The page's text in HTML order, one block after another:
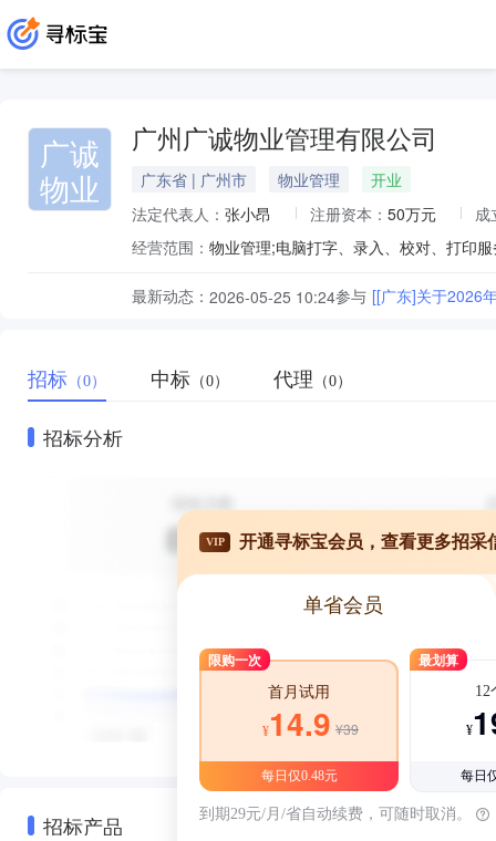
广诚
物业
广州广诚物业管理有限公司
广东省 | 广州市 物业管理
开业
法定代表人： 张小昂 注册资本： 50万元
成
经营范围：
最新动态： 2026-05-25 10:24参与 [[广东]关于2026
招标 （0） 中标 （0） 代理 （0）
招标分析
招标产品
VIP 开通寻标宝会员，查看更多招采
单省会员
限购一次
首月试用
¥14.9 ¥39
每日仅0.48元
最划算
12
¥
每日
到期29元/月/省自动续费，可随时取消。